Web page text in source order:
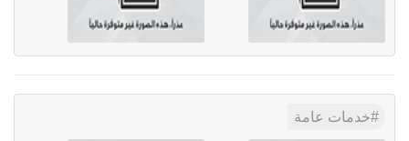
خدمات عامة